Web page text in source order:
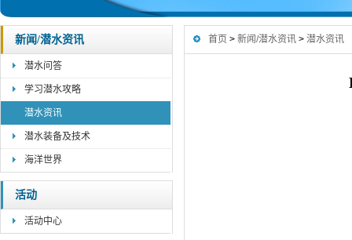
新闻/潜水资讯
潜水问答
学习潜水攻略
潜水资讯
潜水装备及技术
海洋世界
活动
活动中心
首页 > 新闻/潜水资讯 > 潜水资讯